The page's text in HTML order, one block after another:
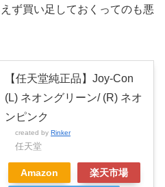
ず買い足しておくってのも悪
【任天堂純正品】Joy-Con
(L) ネオングリーン/ (R) ネオ
ンピンク
created by Rinker
任天堂
Amazon 楽天市場